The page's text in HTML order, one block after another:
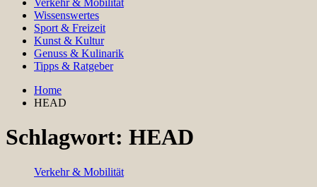
Verkehr & Mobilität
Wissenswertes
Sport & Freizeit
Kunst & Kultur
Genuss & Kulinarik
Tipps & Ratgeber
Home
HEAD
Schlagwort: HEAD
Verkehr & Mobilität